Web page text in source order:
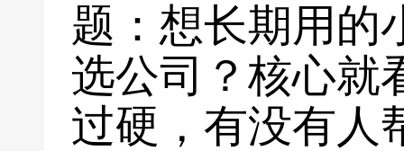
题：想长期用的
选公司？核心
过硬，有没有人